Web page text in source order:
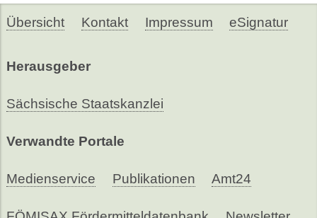
Übersicht Kontakt Impressum eSignatur
Herausgeber
Sächsische Staatskanzlei
Verwandte Portale
Medienservice Publikationen Amt24